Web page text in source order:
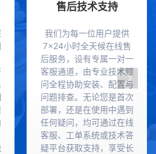
售后技术支持
我们为每一位用户提供
7×24小时全天候在线售
后服务，设有专属一对一
客服通道，由专业技术顾
问全程协助安装、配置与
问题排查。无论您是首次
部署，还是在使用中遇到
任何疑问，均可通过在线
客服、工单系统或技术答
疑平台获取支持，享受长